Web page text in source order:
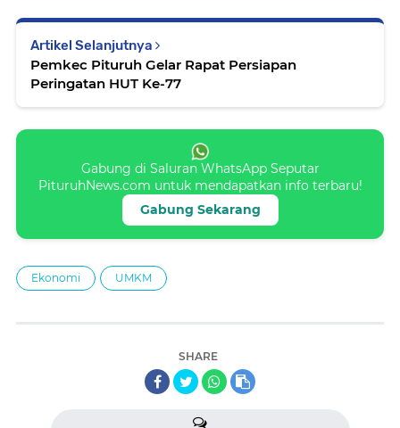
Artikel Selanjutnya
Pemkec Pituruh Gelar Rapat Persiapan
Peringatan HUT Ke-77
Gabung di Saluran WhatsApp Seputar
PituruhNews.com untuk mendapatkan info terbaru!
Gabung Sekarang
Ekonomi UMKM
SHARE